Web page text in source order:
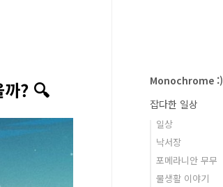
? 🔍
Monochrome :)
잡다한 일상
일상
낙서장
포메라니안 무무
물생활 이야기